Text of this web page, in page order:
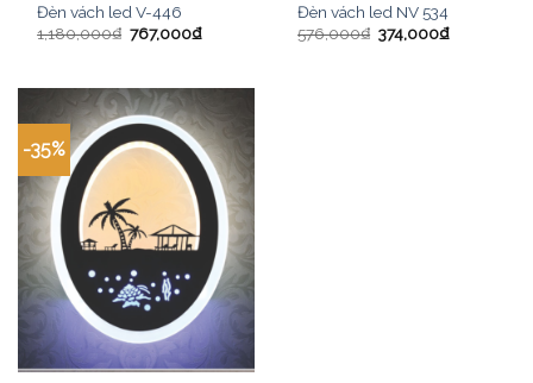
Đèn vách led V-446
1,180,000₫ 767,000₫
Đèn vách led NV 534
576,000₫ 374,000₫
-35%